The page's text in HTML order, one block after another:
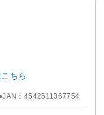
ちら
：4542511367754